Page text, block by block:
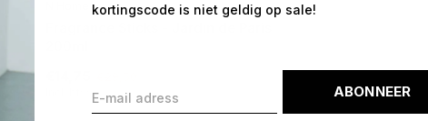
kortingscode is niet geldig op sale!
ABONNEER